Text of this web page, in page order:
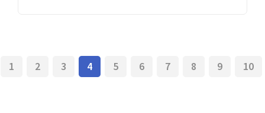
1 2 3 4 5 6 7 8 9 10